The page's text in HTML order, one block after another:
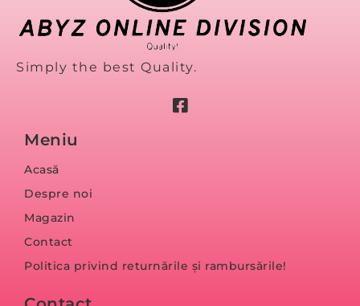
Simply the best Quality.
Meniu
Acasă
Despre noi
Magazin
Contact
Politica privind returnările și rambursările!